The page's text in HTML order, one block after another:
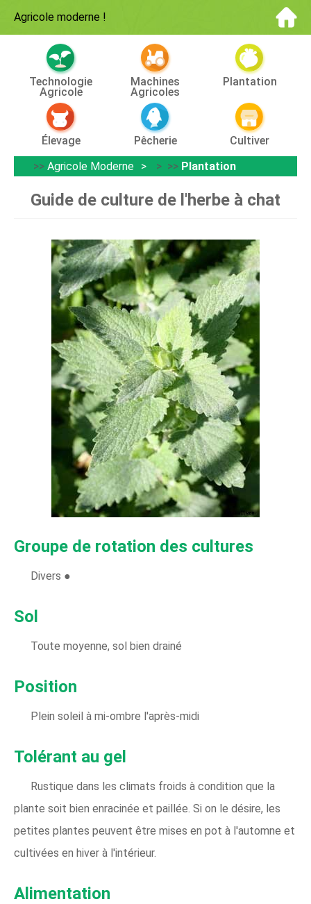
Agricole moderne !
Technologie
Agricole
Machines
Agricoles
Plantation
Élevage Pêcherie
Cultiver
>> Agricole Moderne > >> Plantation
Guide de culture de l'herbe à chat
Groupe de rotation des cultures
Divers ●
Sol
Toute moyenne, sol bien drainé
Position
Plein soleil à mi-ombre l'après-midi
Tolérant au gel
Rustique dans les climats froids à condition que la
plante soit bien enracinée et paillée. Si on le désire, les
petites plantes peuvent être mises en pot à l'automne et
cultivées en hiver à l'intérieur.
Alimentation